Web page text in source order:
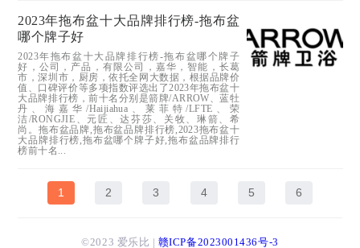
2023年拖布盆十大品牌排行榜-拖布盆
哪个牌子好
2023年拖布盆十大品牌排行榜-拖布盆哪个牌子
好，公司，产品，有限公司，嘉华，智能，长葛
市，深圳市，厨房，依托全网大数据，根据品牌价
值、口碑评价等多项指数评选出了2023年拖布盆十
大品牌排行榜，前十名分别是箭牌/ARROW、蓝牡
丹、海嘉华/Haijiahua、莱菲特/LFTE、荣
洁/RONGJIE、元匠、达芬莎、关牧、琳箭、希
尚。拖布盆品牌,拖布盆品牌排行榜,2023拖布盆十
大品牌排行榜,拖布盆哪个牌子好,拖布盆品牌排行
榜前十名...
1 2 3 4 5 6
©2023 爱乐比 | 赣ICP备2023001436号-3